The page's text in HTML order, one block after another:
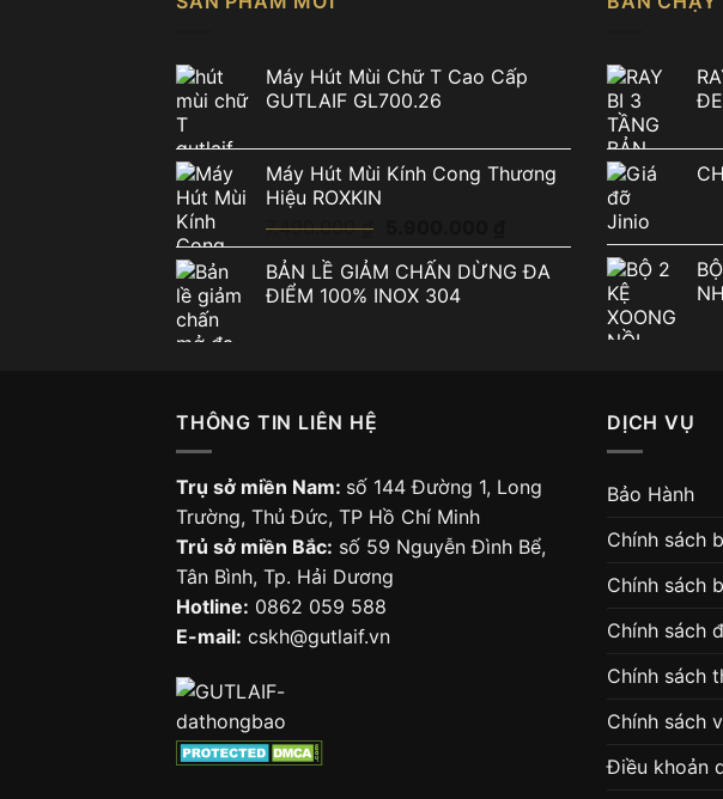
Máy Hút Mùi Chữ T Cao Cấp
GUTLAIF GL700.26
Máy Hút Mùi Kính Cong Thương
Hiệu ROXKIN
7.490.000₫
gốc
là:
7.490.000 ₫.
hiện
tại
5.900.000 ₫.
BẢN LỀ GIẢM CHẤN DỪNG ĐA
ĐIỂM 100% INOX 304
THÔNG TIN LIÊN HỆ
Trụ sở miền Nam: số 144 Đường 1, Long
Trường, Thủ Đức, TP Hồ Chí Minh
Trủ sở miền Bắc: số 59 Nguyễn Đình Bể,
Tân Bình, Tp. Hải Dương
Hotline: 0862 059 588
E-mail: cskh@gutlaif.vn
DỊCH VỤ
Bảo Hành
Chính sách
Chính sách
Chính sách
Chính sách
Chính sách
Điều khoản